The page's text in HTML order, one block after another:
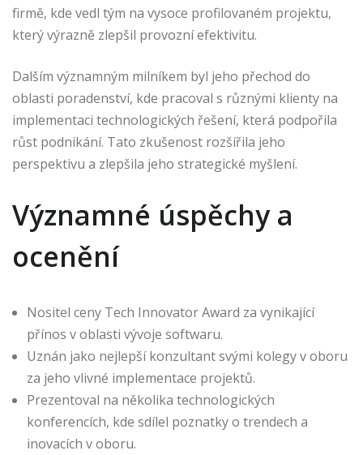
firmě, kde vedl tým na vysoce profilovaném projektu,
který výrazně zlepšil provozní efektivitu.
Dalším významným milníkem byl jeho přechod do
oblasti poradenství, kde pracoval s různými klienty na
implementaci technologických řešení, která podpořila
růst podnikání. Tato zkušenost rozšířila jeho
perspektivu a zlepšila jeho strategické myšlení.
Významné úspěchy a
ocenění
Nositel ceny Tech Innovator Award za vynikající
přínos v oblasti vývoje softwaru.
Uznán jako nejlepší konzultant svými kolegy v oboru
za jeho vlivné implementace projektů.
Prezentoval na několika technologických
konferencích, kde sdílel poznatky o trendech a
inovacích v oboru.